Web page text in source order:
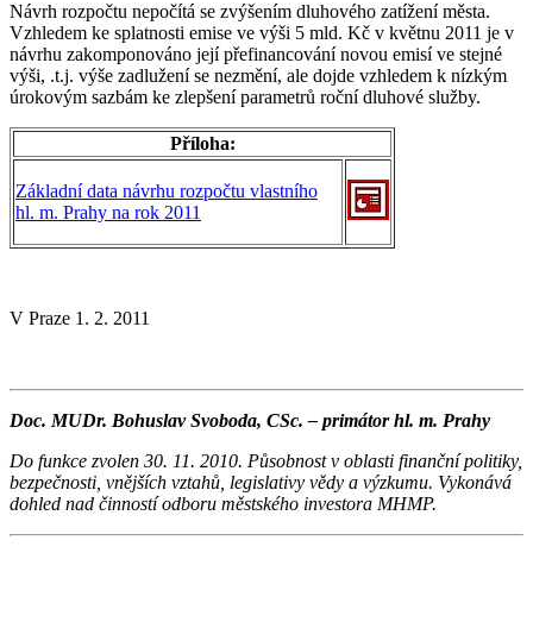
Návrh rozpočtu nepočítá se zvýšením dluhového zatížení města.
Vzhledem ke splatnosti emise ve výši 5 mld. Kč v květnu 2011 je v
návrhu zakomponováno její přefinancování novou emisí ve stejné
výši, .t.j. výše zadlužení se nezmění, ale dojde vzhledem k nízkým
úrokovým sazbám ke zlepšení parametrů roční dluhové služby.
Příloha:
Základní data návrhu rozpočtu vlastního
hl. m. Prahy na rok 2011
V Praze 1. 2. 2011
Doc. MUDr. Bohuslav Svoboda, CSc. – primátor hl. m. Prahy
Do funkce zvolen 30. 11. 2010. Působnost v oblasti finanční politiky,
bezpečnosti, vnějších vztahů, legislativy vědy a výzkumu. Vykonává
dohled nad činností odboru městského investora MHMP.